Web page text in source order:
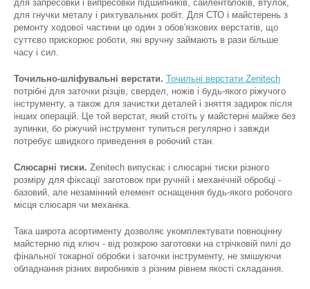
для запресовки і випресовки підшипників, сайлентблоків, втулок,
для гнучки металу і рихтувальних робіт. Для СТО і майстерень з
ремонту ходової частини це один з обов'язкових верстатів, що
суттєво прискорює роботи, які вручну займають в рази більше
часу і сил.
Точильно-шліфувальні верстати. Точильні верстати Zenitech
потрібні для заточки різців, свердел, ножів і будь-якого ріжучого
інструменту, а також для зачистки деталей і зняття задирок після
інших операцій. Це той верстат, який стоїть у майстерні майже без
зупинки, бо ріжучий інструмент тупиться регулярно і завжди
потребує швидкого приведення в робочий стан.
Слюсарні тиски. Zenitech випускає і слюсарні тиски різного
розміру для фіксації заготовок при ручній і механічній обробці -
базовий, але незамінний елемент оснащення будь-якого робочого
місця слюсаря чи механіка.
Така широта асортименту дозволяє укомплектувати повноцінну
майстерню під ключ - від розкрою заготовки на стрічковій пилі до
фінальної токарної обробки і заточки інструменту, не змішуючи
обладнання різних виробників з різним рівнем якості складання.